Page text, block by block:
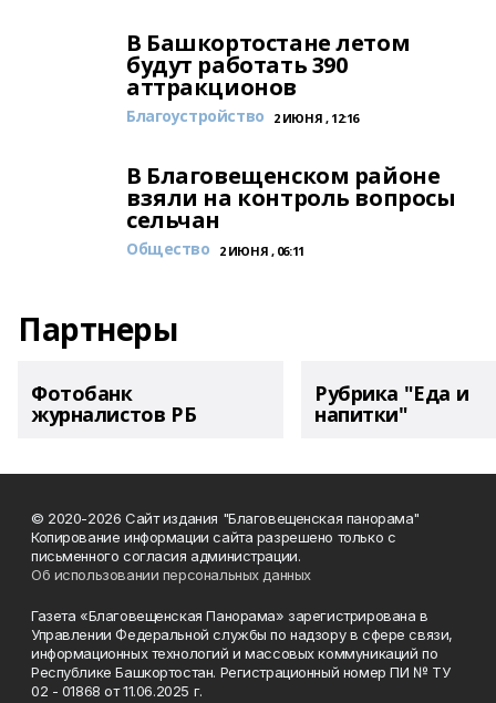
В Башкортостане летом
будут работать 390
аттракционов
Благоустройство 2 ИЮНЯ , 12:16
В Благовещенском районе
взяли на контроль вопросы
сельчан
Общество 2 ИЮНЯ , 06:11
Партнеры
Фотобанк
журналистов РБ
Рубрика "Еда и
напитки"
© 2020-2026 Сайт издания "Благовещенская панорама"
Копирование информации сайта разрешено только с
письменного согласия администрации.
Об использовании персональных данных
Газета «Благовещенская Панорама» зарегистрирована в
Управлении Федеральной службы по надзору в сфере связи,
информационных технологий и массовых коммуникаций по
Республике Башкортостан. Регистрационный номер ПИ № ТУ
02 - 01868 от 11.06.2025 г.